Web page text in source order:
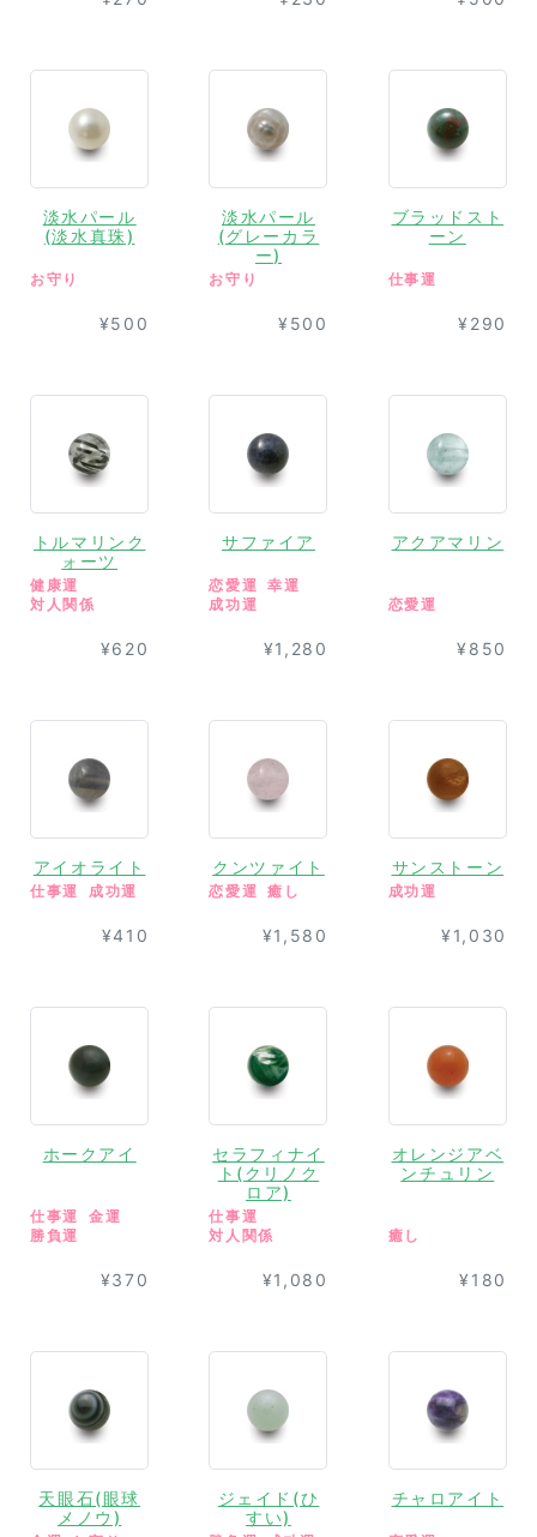
淡水パール
(淡水真珠)
お守り
¥500
淡水パール
(グレーカラ
ー)
お守り
¥500
ブラッドスト
ーン
仕事運
¥290
トルマリンク
ォーツ
健康運
対人関係
¥620
サファイア
恋愛運
幸運
成功運
¥1,280
アクアマリン
恋愛運
¥850
アイオライト
仕事運 成功運
¥410
クンツァイト
恋愛運 癒し
¥1,580
サンストーン
成功運
¥1,030
ホークアイ
仕事運
金運
勝負運
¥370
セラフィナイ
ト(クリノク
ロア)
仕事運
対人関係
¥1,080
オレンジアベ
ンチュリン
癒し
¥180
天眼石(眼球
メノウ)
ジェイド(ひ
すい)
チャロアイト